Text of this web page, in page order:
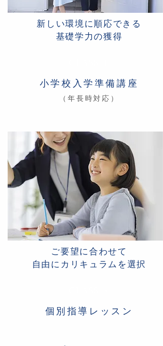
新しい環境に順応できる
基礎学力の獲得
小学校入学準備講座
（年長時対応）
ご要望に合わせて
自由にカリキュラムを選択
個別指導レッスン